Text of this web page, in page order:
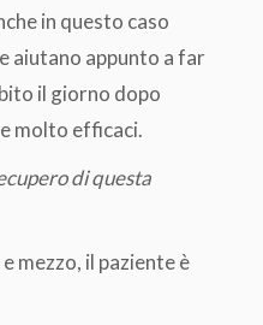
in questo caso
aiutano appunto a far
il giorno dopo
molto efficaci.
di questa
mezzo, il paziente è